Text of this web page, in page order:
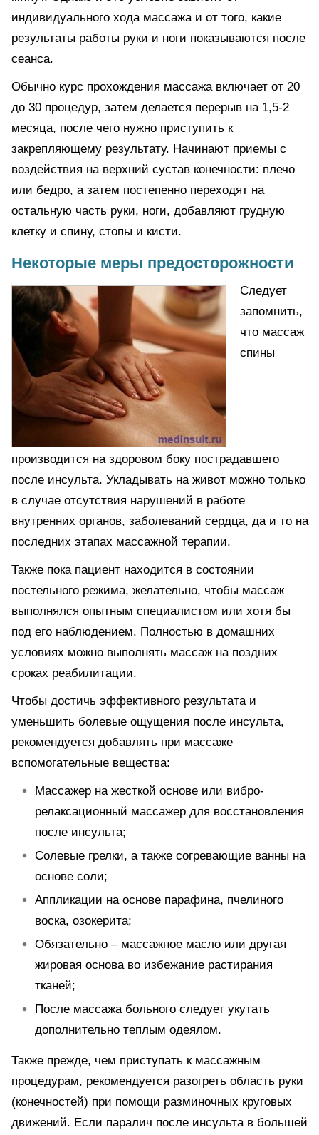
индивидуального хода массажа и от того, какие
результаты работы руки и ноги показываются после
сеанса.
Обычно курс прохождения массажа включает от 20
до 30 процедур, затем делается перерыв на 1,5-2
месяца, после чего нужно приступить к
закрепляющему результату. Начинают приемы с
воздействия на верхний сустав конечности: плечо
или бедро, а затем постепенно переходят на
остальную часть руки, ноги, добавляют грудную
клетку и спину, стопы и кисти.
Некоторые меры предосторожности
Следует
запомнить,
что массаж
спины
производится на здоровом боку пострадавшего
после инсульта. Укладывать на живот можно только
в случае отсутствия нарушений в работе
внутренних органов, заболеваний сердца, да и то на
последних этапах массажной терапии.
Также пока пациент находится в состоянии
постельного режима, желательно, чтобы массаж
выполнялся опытным специалистом или хотя бы
под его наблюдением. Полностью в домашних
условиях можно выполнять массаж на поздних
сроках реабилитации.
Чтобы достичь эффективного результата и
уменьшить болевые ощущения после инсульта,
рекомендуется добавлять при массаже
вспомогательные вещества:
Массажер на жесткой основе или вибро-
релаксационный массажер для восстановления
после инсульта;
Солевые грелки, а также согревающие ванны на
основе соли;
Аппликации на основе парафина, пчелиного
воска, озокерита;
Обязательно – массажное масло или другая
жировая основа во избежание растирания
тканей;
После массажа больного следует укутать
дополнительно теплым одеялом.
Также прежде, чем приступать к массажным
процедурам, рекомендуется разогреть область руки
(конечностей) при помощи разминочных круговых
движений. Если паралич после инсульта в большей